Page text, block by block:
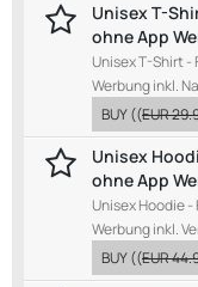
Unisex T-
ohne App
Unisex T-Shirt -
Werbung inkl.
BUY((EUR
Unisex
ohne App
Unisex Hoodie
Werbung inkl.
BUY((EUR